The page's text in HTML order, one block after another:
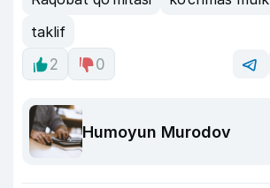
taklif
2
0
Humoyun Murodov